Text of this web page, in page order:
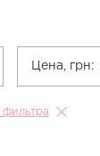
Цена, грн:
фильтра